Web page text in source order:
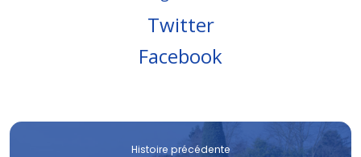
Twitter
Facebook
Histoire précédente